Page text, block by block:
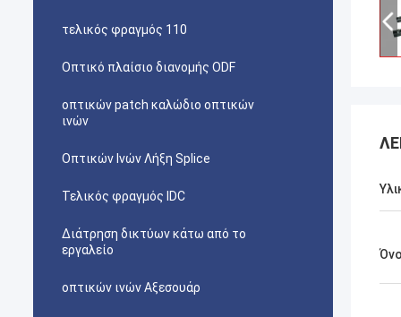
τελικός φραγμός 110
Οπτικό πλαίσιο διανομής ODF
οπτικών patch καλώδιο οπτικών
ινών
Οπτικών Ινών Λήξη Splice
Τελικός φραγμός IDC
Διάτρηση δικτύων κάτω από το
εργαλείο
οπτικών ινών Αξεσουάρ